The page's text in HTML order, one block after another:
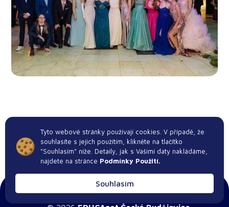
Tyto webové stránky používají cookies. V případě, že
souhlasíte s jejich použitím, klikněte na tlačítko
"Souhlasím" níže. Detaily, jak s Vašimi daty nakládáme,
najdete na stránce Podmínky Použití.
Souhlasím